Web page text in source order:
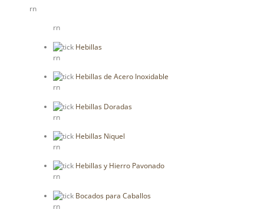
rn
rn
Hebillas
rn
Hebillas de Acero Inoxidable
rn
Hebillas Doradas
rn
Hebillas Niquel
rn
Hebillas y Hierro Pavonado
rn
Bocados para Caballos
rn